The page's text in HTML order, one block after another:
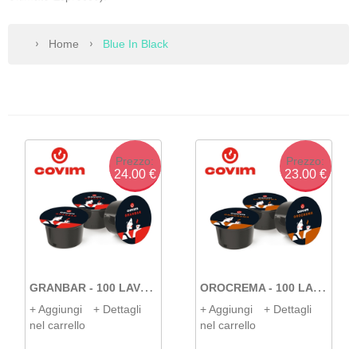
Home Blue In Black
Prezzo:
24.00 €
G
RANBAR - 100 LAVAZZA BLUE COVIM
+ Aggiungi
nel carrello
+ Dettagli
Prezzo:
23.00 €
O
ROCREMA - 100 LAVAZZA BLUE COVIM
+ Aggiungi
nel carrello
+ Dettagli